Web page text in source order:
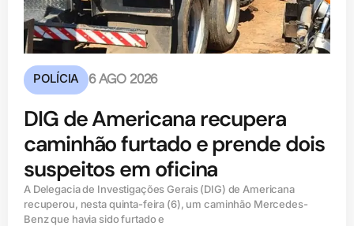
POLÍCIA 6 AGO 2026
DIG de Americana recupera
caminhão furtado e prende dois
suspeitos em oficina
A Delegacia de Investigações Gerais (DIG) de Americana
recuperou, nesta quinta-feira (6), um caminhão Mercedes-
Benz que havia sido furtado e